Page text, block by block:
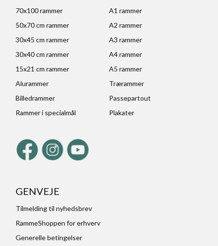
70x100 rammer
A1 rammer
50x70 cm rammer
A2 rammer
30x45 cm rammer
A3 rammer
30x40 cm rammer
A4 rammer
15x21 cm rammer
A5 rammer
Alurammer
Trærammer
Billedrammer
Passepartout
Rammer i specialmål
Plakater
GENVEJE
Tilmelding til nyhedsbrev
RammeShoppen for erhverv
Generelle betingelser